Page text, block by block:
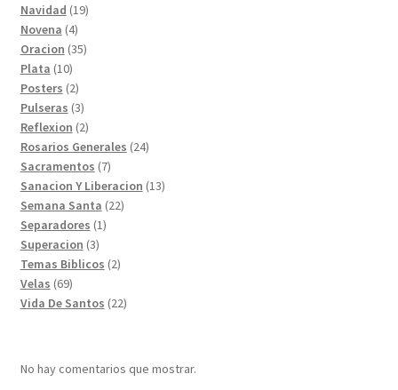
productos
Navidad 1919
Novena 44
productos
Oracion 3535
Plata 1010
productos
Posters 22
productos
Pulseras 33
productos
Reflexion 22
productos
Rosarios Generales 2424
Sacramentos 77
productos
Sanacion Y Liberacion 1313
Semana Santa 2222
Separadores 11
Superacion 33
productos
Temas Biblicos 22
Velas 6969
productos
Vida De Santos 2222
No hay comentarios que mostrar.